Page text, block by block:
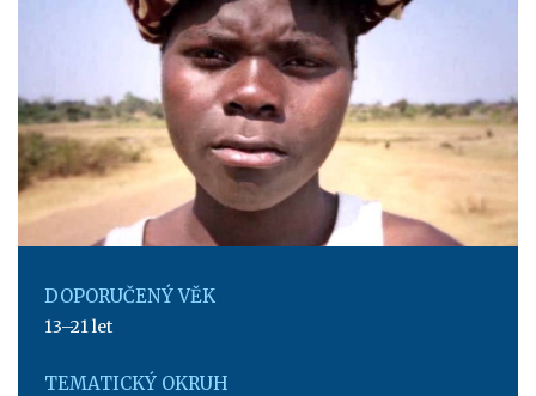
DOPORUČENÝ VĚK
13–21 let
TEMATICKÝ OKRUH